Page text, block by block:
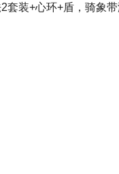
装+心环+盾，骑象带